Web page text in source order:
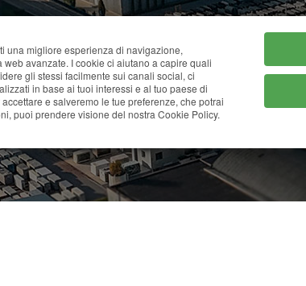
HOME
ONLINE
una migliore esperienza di navigazione,
avanzate. I cookie ci aiutano a capire quali
gli stessi facilmente sui canali social, ci
in base ai tuoi interessi e al tuo paese di
e salveremo le tue preferenze, che potrai
puoi prendere visione del nostra Cookie Policy.